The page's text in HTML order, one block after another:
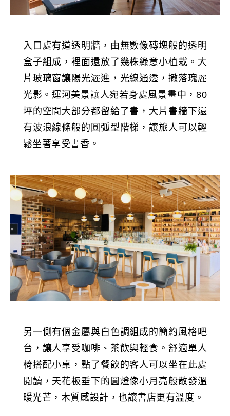
入口處有道透明牆，由無數像磚塊般的透明
盒子組成，裡面還放了幾株綠意小植栽。大
片玻璃窗讓陽光灑進，光線通透，撒落瑰麗
光影。運河美景讓人宛若身處風景畫中，80
坪的空間大部分都留給了書，大片書牆下還
有波浪線條般的圓弧型階梯，讓旅人可以輕
鬆坐著享受書香。
另一側有個金屬與白色調組成的簡約風格吧
台，讓人享受咖啡、茶飲與輕食。舒適單人
椅搭配小桌，點了餐飲的客人可以坐在此處
閱讀，天花板垂下的圓燈像小月亮般散發溫
暖光芒，木質感設計，也讓書店更有溫度。